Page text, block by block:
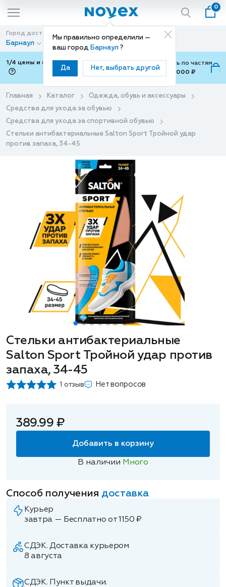
Мы правильно определили —
ваш город Барнаул ?
Да Нет, выбрать другой
0
Город доставки
Барнаул
Способ доставки
Доставка
1/4 цены и покупки ваши с Подели
Можно оплатить по частям
от 700 ₽ до 15,000 ₽
Главная Каталог
Одежда, обувь и аксессуары
Средства для ухода за обувью
Средства для ухода за спортивной обувью
Стельки антибактериальные Salton Sport Тройной удар
против запаха, 34-45
Стельки антибактериальные
Salton Sport Тройной удар против
запаха, 34-45
1 отзыв Нет вопросов
389.99 ₽
Добавить в корзину
В наличии Много
Способ получения доставка
Курьер
завтра — Бесплатно от 1150 ₽
СДЭК. Доставка курьером
8 августа
СДЭК. Пункт выдачи.